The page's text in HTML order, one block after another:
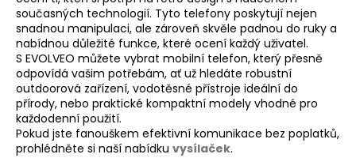
p
i
s
u
současných technologií. Tyto telefony poskytují nejen
snadnou manipulaci, ale zároveň skvěle padnou do ruky a
nabídnou důležité funkce, které ocení každý uživatel.
S EVOLVEO můžete vybrat mobilní telefon, který přesně
odpovídá vašim potřebám, ať už hledáte robustní
outdoorová zařízení, vodotěsné přístroje ideální do
přírody, nebo praktické kompaktní modely vhodné pro
každodenní použití.
Pokud jste fanouškem efektivní komunikace bez poplatků,
prohlédněte si naší nabídku vysílaček.